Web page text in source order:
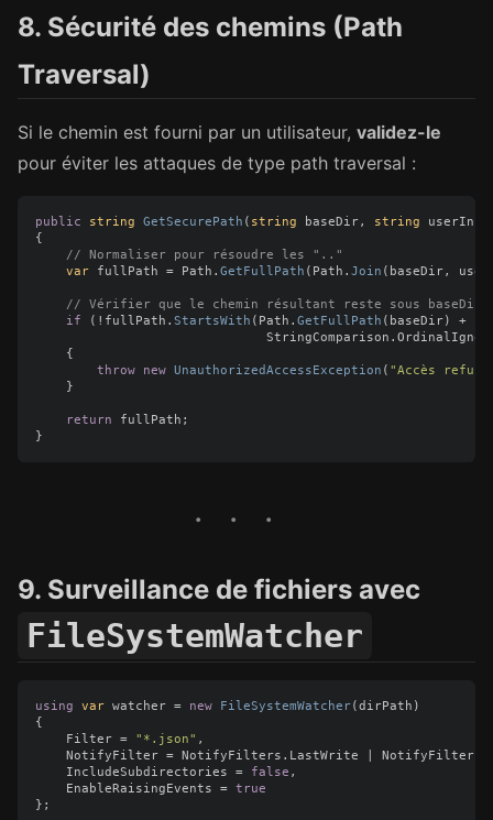
8. Sécurité des chemins (Path
Traversal)
Si le chemin est fourni par un utilisateur, validez-le
pour éviter les attaques de type path traversal :
public string GetSecurePath ( string baseDir, string
{
// Normaliser pour résoudre les ".."
var
fullPath = Path . GetFullPath ( Path . Join ( baseDir,
// Vérifier que le chemin résultant reste sous baseDir
if
(! fullPath . StartsWith ( Path . GetFullPath ( baseDir) +
StringComparison .
{
throw
new UnauthorizedAccessException ( "Accès
}
return fullPath ;
}
9. Surveillance de fichiers avec
FileSystemWatcher
using var watcher = new FileSystemWatcher( dirPath )
{
Filter = "*.json" ,
NotifyFilter = NotifyFilters . LastWrite NotifyFilters
IncludeSubdirectories
= false ,
EnableRaisingEvents
= true
};